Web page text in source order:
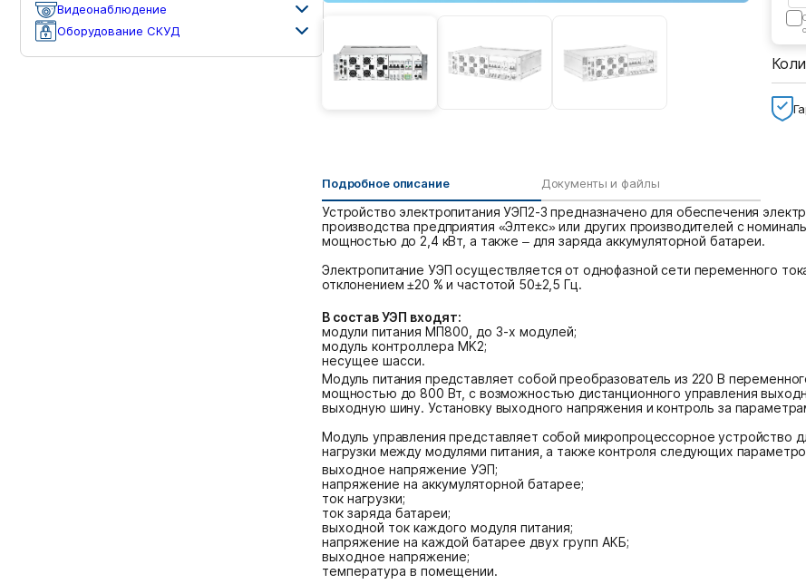
Видеонаблюдение
Оборудование СКУД
Подробное описание Документы и файлы
Устройство электропитания УЭП2-3 предназначено для обеспечения
производства предприятия «Элтекс» или других производителей с
мощностью до 2,4 кВт, а также – для заряда аккумуляторной батареи.
Электропитание УЭП осуществляется от однофазной сети переменного
отклонением ±20 % и частотой 50±2,5 Гц.
В состав УЭП входят:
модули питания МП800, до 3-х модулей;
модуль контроллера MK2;
несущее шасси.
Модуль питания представляет собой преобразователь из 220 В
мощностью до 800 Вт, с возможностью дистанционного управления
выходную шину. Установку выходного напряжения и контроль за
Модуль управления представляет собой микропроцессорное устройство
нагрузки между модулями питания, а также контроля следующих
выходное напряжение УЭП;
напряжение на аккумуляторной батарее;
ток нагрузки;
ток заряда батареи;
выходной ток каждого модуля питания;
напряжение на каждой батарее двух групп АКБ;
выходное напряжение;
температура в помещении.